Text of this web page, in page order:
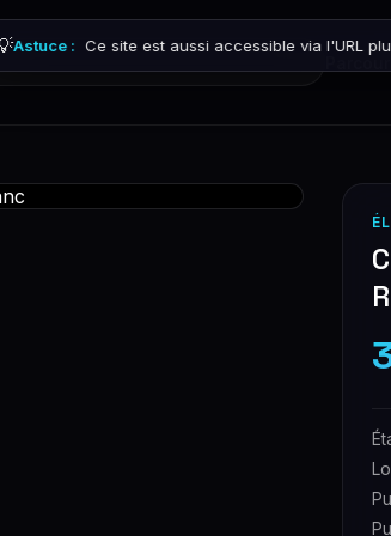
Astuce : Ce site est aussi accessible via l'URL